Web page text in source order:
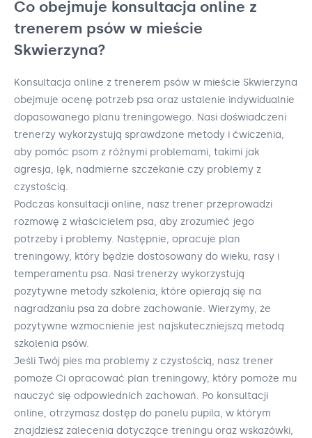
Co obejmuje konsultacja online z
trenerem psów w mieście
Skwierzyna?
Konsultacja online z trenerem psów w mieście Skwierzyna
obejmuje ocenę potrzeb psa oraz ustalenie indywidualnie
dopasowanego planu treningowego. Nasi doświadczeni
trenerzy wykorzystują sprawdzone metody i ćwiczenia,
aby pomóc psom z różnymi problemami, takimi jak
agresja, lęk, nadmierne szczekanie czy problemy z
czystością.
Podczas konsultacji online, nasz trener przeprowadzi
rozmowę z właścicielem psa, aby zrozumieć jego
potrzeby i problemy. Następnie, opracuje plan
treningowy, który będzie dostosowany do wieku, rasy i
temperamentu psa. Nasi trenerzy wykorzystują
pozytywne metody szkolenia, które opierają się na
nagradzaniu psa za dobre zachowanie. Wierzymy, że
pozytywne wzmocnienie jest najskuteczniejszą metodą
szkolenia psów.
Jeśli Twój pies ma problemy z czystością, nasz trener
pomoże Ci opracować plan treningowy, który pomoże mu
nauczyć się odpowiednich zachowań. Po konsultacji
online, otrzymasz dostęp do panelu pupila, w którym
znajdziesz zalecenia dotyczące treningu oraz wskazówki,